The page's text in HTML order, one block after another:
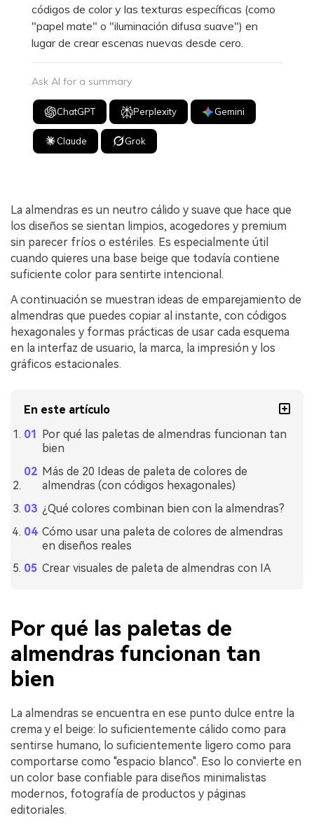
códigos de color y las texturas específicas (como
"papel mate" o "iluminación difusa suave") en
lugar de crear escenas nuevas desde cero.
Ask AI for a summary
ChatGPT Perplexity Gemini
Claude Grok
La almendras es un neutro cálido y suave que hace que
los diseños se sientan limpios, acogedores y premium
sin parecer fríos o estériles. Es especialmente útil
cuando quieres una base beige que todavía contiene
suficiente color para sentirte intencional.
A continuación se muestran ideas de emparejamiento de
almendras que puedes copiar al instante, con códigos
hexagonales y formas prácticas de usar cada esquema
en la interfaz de usuario, la marca, la impresión y los
gráficos estacionales.
En este artículo
Por qué las paletas de almendras funcionan tan
bien
Más de 20 Ideas de paleta de colores de
almendras (con códigos hexagonales)
¿Qué colores combinan bien con la almendras?
Cómo usar una paleta de colores de almendras
en diseños reales
Crear visuales de paleta de almendras con IA
Por qué las paletas de
almendras funcionan tan
bien
La almendras se encuentra en ese punto dulce entre la
crema y el beige: lo suficientemente cálido como para
sentirse humano, lo suficientemente ligero como para
comportarse como "espacio blanco". Eso lo convierte en
un color base confiable para diseños minimalistas
modernos, fotografía de productos y páginas
editoriales.